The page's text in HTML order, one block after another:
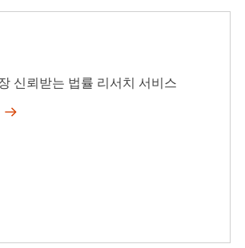
신뢰받는 법률 리서치 서비스